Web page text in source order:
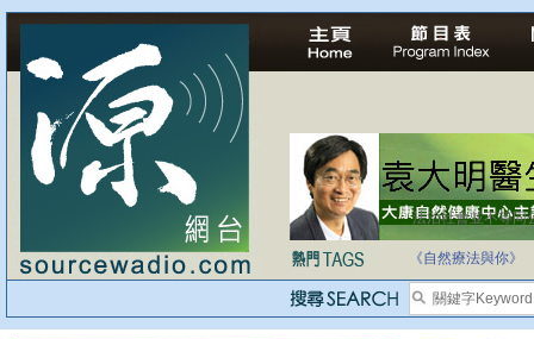
法治社會並不等同
自家教育合法化-
《自然療法與你》